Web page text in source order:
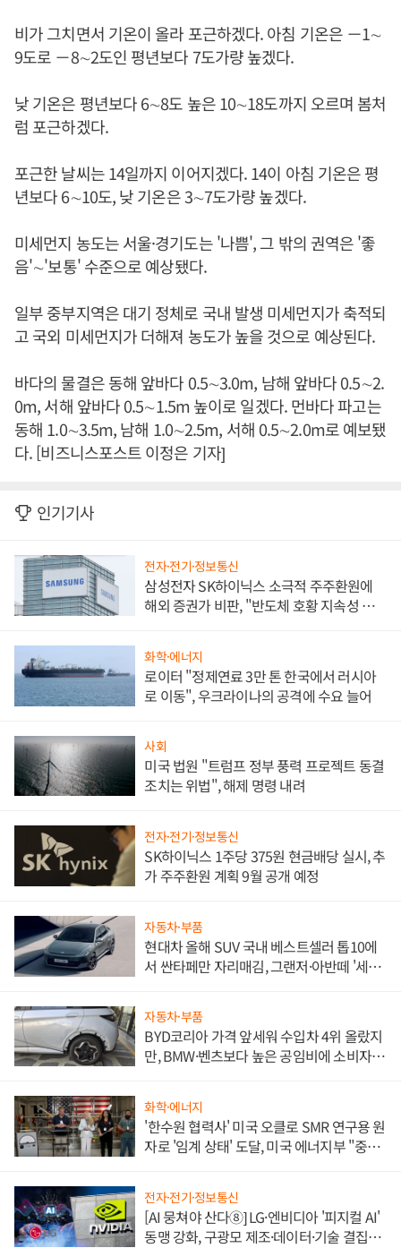
비가 그치면서 기온이 올라 포근하겠다. 아침 기온은 －1∼
9도로 －8∼2도인 평년보다 7도가량 높겠다.
낮 기온은 평년보다 6∼8도 높은 10∼18도까지 오르며 봄처
럼 포근하겠다.
포근한 날씨는 14일까지 이어지겠다. 14이 아침 기온은 평
년보다 6∼10도, 낮 기온은 3∼7도가량 높겠다.
미세먼지 농도는 서울·경기도는 '나쁨', 그 밖의 권역은 '좋
음'∼'보통' 수준으로 예상됐다.
일부 중부지역은 대기 정체로 국내 발생 미세먼지가 축적되
고 국외 미세먼지가 더해져 농도가 높을 것으로 예상된다.
바다의 물결은 동해 앞바다 0.5∼3.0m, 남해 앞바다 0.5∼2.
0m, 서해 앞바다 0.5∼1.5m 높이로 일겠다. 먼바다 파고는
동해 1.0∼3.5m, 남해 1.0∼2.5m, 서해 0.5∼2.0m로 예보됐
다. [비즈니스포스트 이정은 기자]
인기기사
전자·전기·정보통신
삼성전자 SK하이닉스 소극적 주주환원에
해외 증권가 비판, "반도체 호황 지속성 의
화학·에너지
로이터 "정제연료 3만 톤 한국에서 러시아
로 이동", 우크라이나의 공격에 수요 늘어
사회
미국 법원 "트럼프 정부 풍력 프로젝트 동결
조치는 위법", 해제 명령 내려
전자·전기·정보통신
SK하이닉스 1주당 375원 현금배당 실시, 추
가 주주환원 계획 9월 공개 예정
자동차·부품
현대차 올해 SUV 국내 베스트셀러 톱10에
서 싼타페만 자리매김, 그랜저·아반떼 '세단
자동차·부품
BYD코리아 가격 앞세워 수입차 4위 올랐지
만, BMW·벤츠보다 높은 공임비에 소비자
화학·에너지
'한수원 협력사' 미국 오클로 SMR 연구용 원
자로 '임계 상태' 도달, 미국 에너지부 "중요
전자·전기·정보통신
[AI 뭉쳐야 산다⑧] LG·엔비디아 '피지컬 AI'
동맹 강화, 구광모 제조·데이터·기술 결집